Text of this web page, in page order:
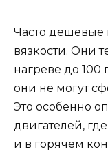
Часто дешевые
вязкости. Они
нагреве до 100
они не могут
Это особенно
двигателей,
и в горячем